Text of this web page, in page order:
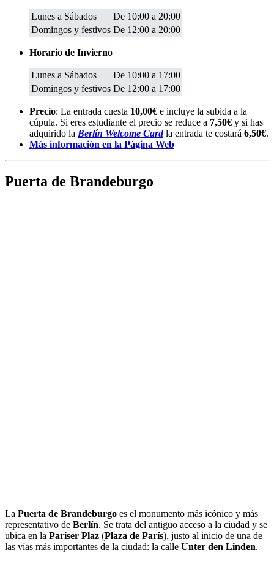
Lunes a Sábados
De 10:00 a 20:00
Domingos y festivos De 12:00 a 20:00
Horario de Invierno
Lunes a Sábados
De 10:00 a 17:00
Domingos y festivos De 12:00 a 17:00
Precio: La entrada cuesta 10,00€ e incluye la subida a la
cúpula. Si eres estudiante el precio se reduce a 7,50€ y si has
adquirido la Berlín Welcome Cardla entrada te costará 6,50€.
Más información en la Página Web
Puerta de Brandeburgo
La Puerta de Brandeburgo es el monumento más icónico y más
representativo de Berlín. Se trata del antiguo acceso a la ciudad y se
ubica en la Pariser Plaz (Plaza de París), justo al inicio de una de
las vías más importantes de la ciudad: la calle Unter den Linden.